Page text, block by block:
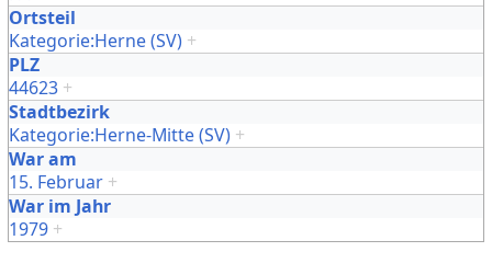
Ortsteil
Kategorie:Herne (SV) +
PLZ
44623 +
Stadtbezirk
Kategorie:Herne-Mitte (SV) +
War am
15. Februar +
War im Jahr
1979 +